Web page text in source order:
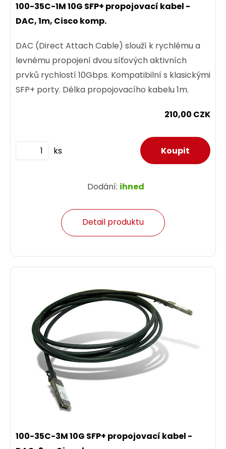
100-35C-1M 10G SFP+ propojovací kabel -
DAC, 1m, Cisco komp.
DAC (Direct Attach Cable) slouží k rychlému a
levnému propojení dvou síťových aktivních
prvků rychlostí 10Gbps. Kompatibilní s klasickými
SFP+ porty. Délka propojovacího kabelu 1m.
210,00 CZK
ks
Dodání: ihned
Detail produktu
100-35C-3M 10G SFP+ propojovací kabel -